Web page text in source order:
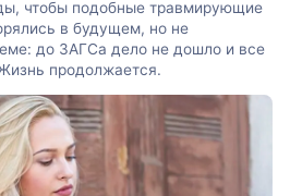
чтобы подобные травмирующие
в будущем, но не
до ЗАГСа дело не дошло и все
продолжается.